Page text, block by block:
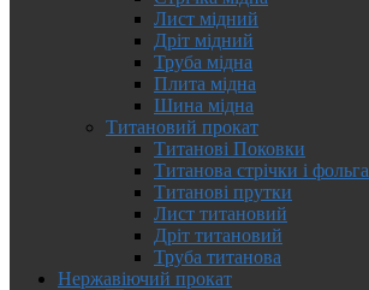
Лист мідний
Дріт мідний
Труба мідна
Плита мідна
Шина мідна
Титановий прокат
Титанові Поковки
Титанова стрічки і фольга
Титанові прутки
Лист титановий
Дріт титановий
Труба титанова
Нержавіючий прокат